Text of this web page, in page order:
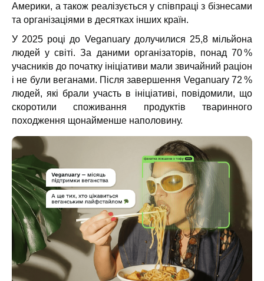
Америки, а також реалізується у співпраці з бізнесами
та організаціями в десятках інших країн.
У 2025 році до Veganuary долучилися 25,8 мільйона
людей у світі. За даними організаторів, понад 70 %
учасників до початку ініціативи мали звичайний раціон
і не були веганами. Після завершення Veganuary 72 %
людей, які брали участь в ініціативі, повідомили, що
скоротили споживання продуктів тваринного
походження щонайменше наполовину.